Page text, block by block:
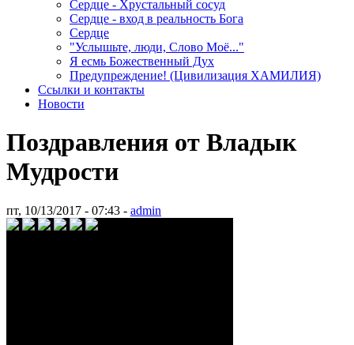
Сердце - Хрустальный сосуд
Сердце - вход в реальность Бога
Сердце
"Услышьте, люди, Слово Моё..."
Я есмь Божественный Дух
Предупреждение! (Цивилизация ХАМИЛИЯ)
Ссылки и контакты
Новости
Поздравления от Владык
Мудрости
пт, 10/13/2017 - 07:43 - admin